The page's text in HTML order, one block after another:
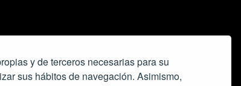
y de terceros necesarias para su
sus hábitos de navegación. Asimismo,